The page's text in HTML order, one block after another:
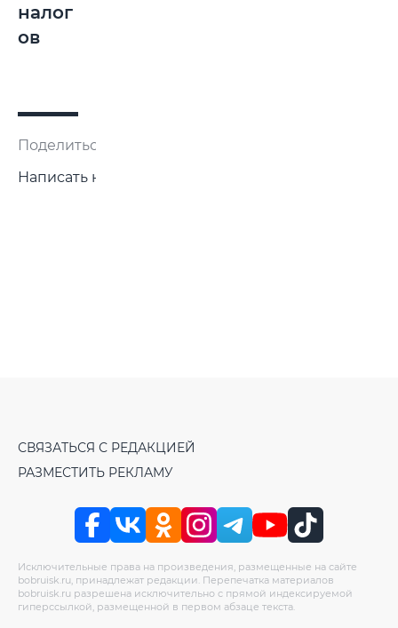
налог
ов
Поделиться:
Написать нам
СВЯЗАТЬСЯ С РЕДАКЦИЕЙ
РАЗМЕСТИТЬ РЕКЛАМУ
Исключительные права на произведения, размещенные на сайте
bobruisk.ru, принадлежат редакции. Перепечатка материалов
bobruisk.ru разрешена исключительно с прямой индексируемой
гиперссылкой, размещенной в первом абзаце текста.